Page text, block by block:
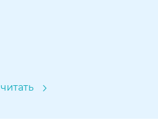
читать